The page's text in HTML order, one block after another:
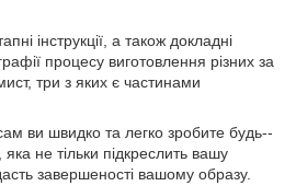
інструкції, а також докладні
про­­цесу виготовлення різних за
три з яких є час­тинами
ви швидко та легко зробите будь-­
не тільки підкреслить вашу
завер­шеності вашому образу.